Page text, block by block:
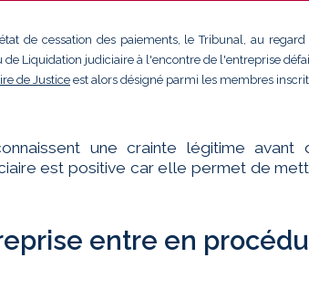
de cessation des paiements, le Tribunal, au
de Liquidation judiciaire à l'encontre de l'entreprise
de Justiceest alors désigné parmi les membres
une crainte légitime avant
est positive car elle permet de
entre en